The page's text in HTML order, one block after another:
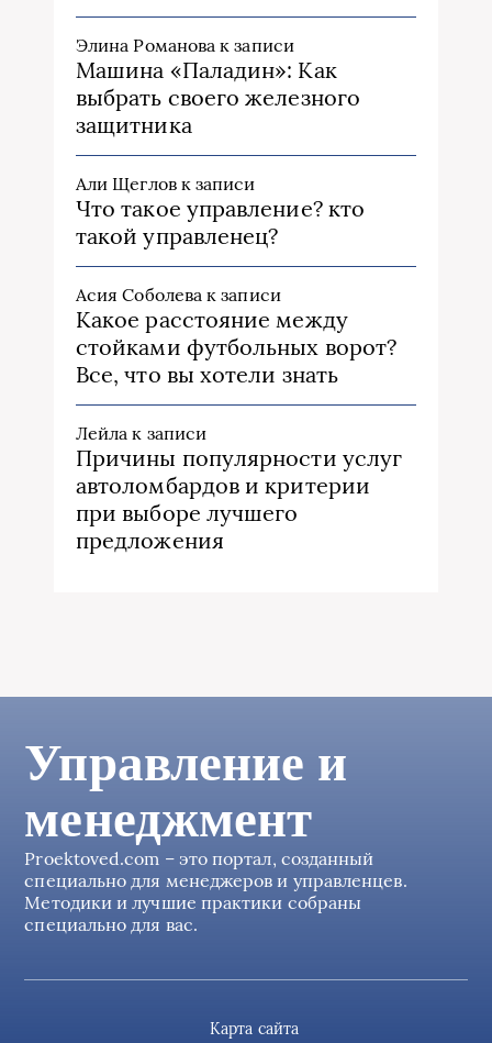
Элина Романова к записи
Машина «Паладин»: Как
выбрать своего железного
защитника
Али Щегловк записи
Что такое управление? кто
такой управленец?
Асия Соболева к записи
Какое расстояние между
стойками футбольных ворот?
Все, что вы хотели знать
Лейла к записи
Причины популярности услуг
автоломбардов и критерии
при выборе лучшего
предложения
Управление и
менеджмент
Proektoved.com – это портал, созданный
специально для менеджеров и управленцев.
Методики и лучшие практики собраны
специально для вас.
Карта сайта